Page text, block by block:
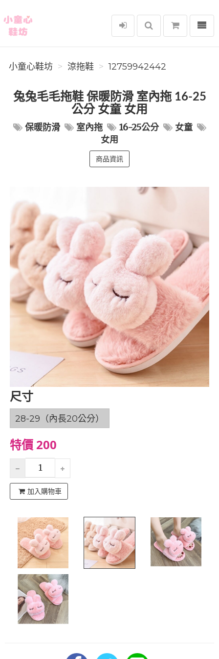
小童心鞋坊
選單
小童心鞋坊 涼拖鞋 12759942442
兔兔毛毛拖鞋 保暖防滑 室內拖 16-25
公分 女童 女用
保暖防滑 室內拖 16-25公分
女童
女用
商品資訊
尺寸
28-29（內長20公分）
特價 200
加入購物車